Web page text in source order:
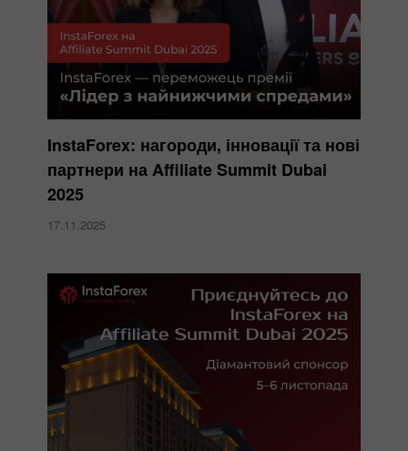
InstaForex: нагороди, інновації та нові
партнери на Affiliate Summit Dubai
2025
17.11.2025